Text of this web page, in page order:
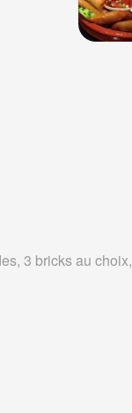
3 bricks au choix,